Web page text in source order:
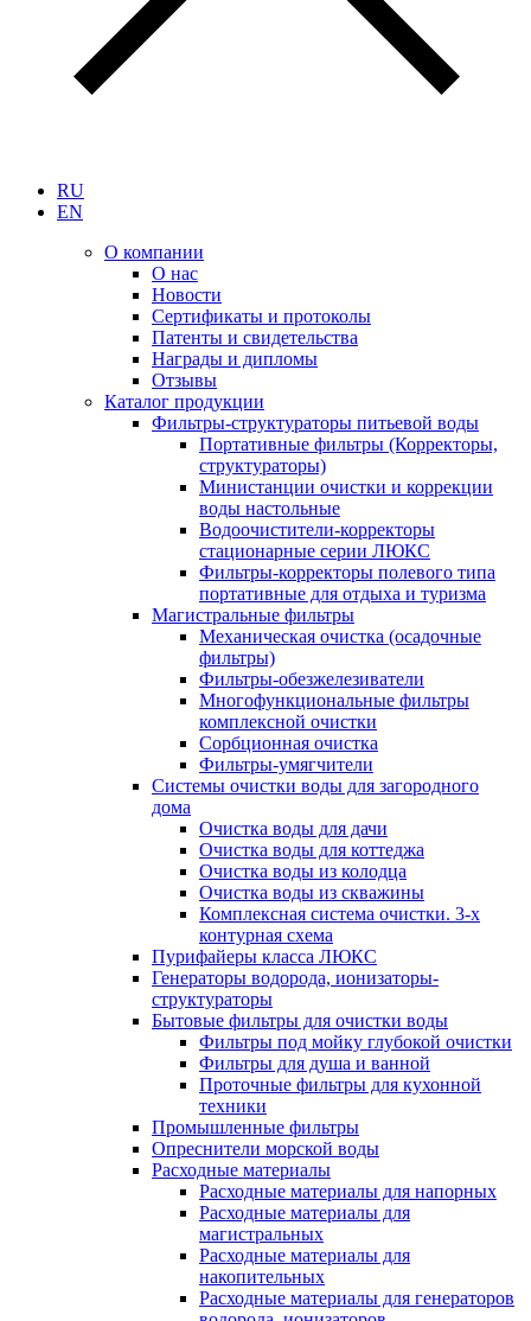
RU
EN
О компании
О нас
Новости
Сертификаты и протоколы
Патенты и свидетельства
Награды и дипломы
Отзывы
Каталог продукции
Фильтры-структураторы питьевой воды
Портативные фильтры (Корректоры,
структураторы)
Министанции очистки и коррекции
воды настольные
Водоочистители-корректоры
стационарные серии ЛЮКС
Фильтры-корректоры полевого типа
портативные для отдыха и туризма
Магистральные фильтры
Механическая очистка (осадочные
фильтры)
Фильтры-обезжелезиватели
Многофункциональные фильтры
комплексной очистки
Сорбционная очистка
Фильтры-умягчители
Системы очистки воды для загородного
дома
Очистка воды для дачи
Очистка воды для коттеджа
Очистка воды из колодца
Очистка воды из скважины
Комплексная система очистки. 3-х
контурная схема
Пурифайеры класса ЛЮКС
Генераторы водорода, ионизаторы-
структураторы
Бытовые фильтры для очистки воды
Фильтры под мойку глубокой очистки
Фильтры для душа и ванной
Проточные фильтры для кухонной
техники
Промышленные фильтры
Опреснители морской воды
Расходные материалы
Расходные материалы для напорных
Расходные материалы для
магистральных
Расходные материалы для
накопительных
Расходные материалы для генераторов